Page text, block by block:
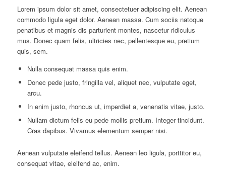
Lorem ipsum dolor sit amet, consectetuer adipiscing elit. Aenean
commodo ligula eget dolor. Aenean massa. Cum sociis natoque
penatibus et magnis dis parturient montes, nascetur ridiculus
mus. Donec quam felis, ultricies nec, pellentesque eu, pretium
quis, sem.
Nulla consequat massa quis enim.
Donec pede justo, fringilla vel, aliquet nec, vulputate eget,
arcu.
In enim justo, rhoncus ut, imperdiet a, venenatis vitae, justo.
Nullam dictum felis eu pede mollis pretium. Integer tincidunt.
Cras dapibus. Vivamus elementum semper nisi.
Aenean vulputate eleifend tellus. Aenean leo ligula, porttitor eu,
consequat vitae, eleifend ac, enim.